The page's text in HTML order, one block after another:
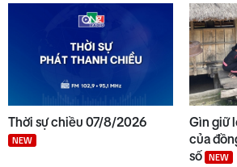
Quảng Ngãi ngày
Từ 14/8, lưu
Quảng Ngãi - Hoài
phí
Thời sự chiều 07/8/2026
NEW
Gìn giữ
của
số
NEW